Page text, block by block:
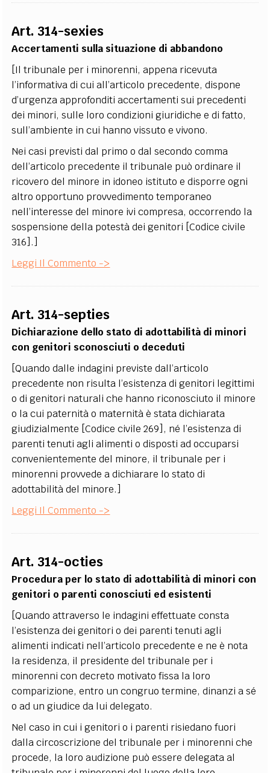
Art. 314-sexies
Accertamenti sulla situazione di abbandono
[Il tribunale per i minorenni, appena ricevuta
l’informativa di cui all’articolo precedente, dispone
d’urgenza approfonditi accertamenti sui precedenti
dei minori, sulle loro condizioni giuridiche e di fatto,
sull’ambiente in cui hanno vissuto e vivono.
Nei casi previsti dal primo o dal secondo comma
dell’articolo precedente il tribunale può ordinare il
ricovero del minore in idoneo istituto e disporre ogni
altro opportuno provvedimento temporaneo
nell’interesse del minore ivi compresa, occorrendo la
sospensione della potestà dei genitori [Codice civile
316].]
Leggi Il Commento ->
Art. 314-septies
Dichiarazione dello stato di adottabilità di minori
con genitori sconosciuti o deceduti
[Quando dalle indagini previste dall’articolo
precedente non risulta l’esistenza di genitori legittimi
o di genitori naturali che hanno riconosciuto il minore
o la cui paternità o maternità è stata dichiarata
giudizialmente [Codice civile 269], né l’esistenza di
parenti tenuti agli alimenti o disposti ad occuparsi
convenientemente del minore, il tribunale per i
minorenni provvede a dichiarare lo stato di
adottabilità del minore.]
Leggi Il Commento ->
Art. 314-octies
Procedura per lo stato di adottabilità di minori con
genitori o parenti conosciuti ed esistenti
[Quando attraverso le indagini effettuate consta
l’esistenza dei genitori o dei parenti tenuti agli
alimenti indicati nell’articolo precedente e ne è nota
la residenza, il presidente del tribunale per i
minorenni con decreto motivato fissa la loro
comparizione, entro un congruo termine, dinanzi a sé
o ad un giudice da lui delegato.
Nel caso in cui i genitori o i parenti risiedano fuori
dalla circoscrizione del tribunale per i minorenni che
procede, la loro audizione può essere delegata al